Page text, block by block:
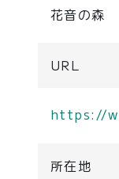
花音の森
URL
https://
所在地